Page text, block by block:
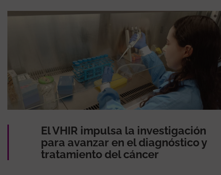
El VHIR impulsa la investigación
para avanzar en el diagnóstico y
tratamiento del cáncer